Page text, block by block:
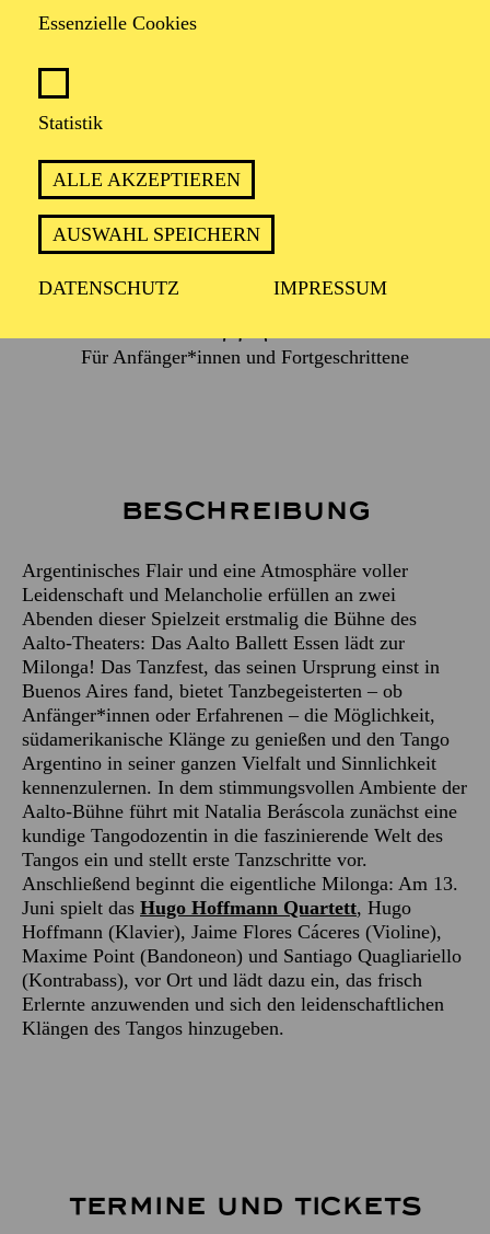
Essenzielle Cookies
Statistik
ALLE AKZEPTIEREN
AUSWAHL SPEICHERN
DATENSCHUTZ IMPRESSUM
ARGENTINO IN SEINER GANZEN
VIELFALT UND SINNLICHKEIT
KENNEN!
Für Anfänger*innen und Fortgeschrittene
Beschreibung
Argentinisches Flair und eine Atmosphäre voller
Leidenschaft und Melancholie erfüllen an zwei
Abenden dieser Spielzeit erstmalig die Bühne des
Aalto-Theaters: Das Aalto Ballett Essen lädt zur
Milonga! Das Tanzfest, das seinen Ursprung einst in
Buenos Aires fand, bietet Tanzbegeisterten – ob
Anfänger*innen oder Erfahrenen – die Möglichkeit,
südamerikanische Klänge zu genießen und den Tango
Argentino in seiner ganzen Vielfalt und Sinnlichkeit
kennenzulernen. In dem stimmungsvollen Ambiente der
Aalto-Bühne führt mit Natalia Beráscola zunächst eine
kundige Tangodozentin in die faszinierende Welt des
Tangos ein und stellt erste Tanzschritte vor.
Anschließend beginnt die eigentliche Milonga: Am 13.
Juni spielt das Hugo Hoffmann Quartett, Hugo
Hoffmann (Klavier), Jaime Flores Cáceres (Violine),
Maxime Point (Bandoneon) und Santiago Quagliariello
(Kontrabass), vor Ort und lädt dazu ein, das frisch
Erlernte anzuwenden und sich den leidenschaftlichen
Klängen des Tangos hinzugeben.
TERMINE UND TICKETS